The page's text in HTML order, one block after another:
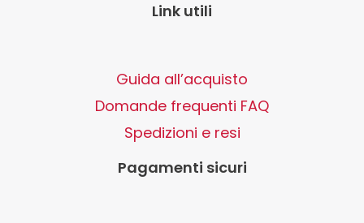
Link utili
Guida all’acquisto
Domande frequenti FAQ
Spedizioni e resi
Pagamenti sicuri